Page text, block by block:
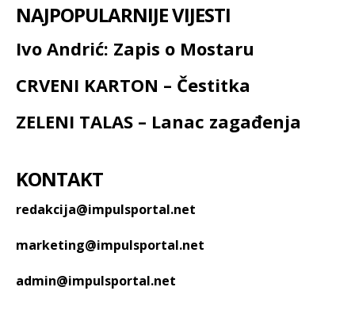
NAJPOPULARNIJE VIJESTI
Ivo Andrić: Zapis o Mostaru
CRVENI KARTON – Čestitka
ZELENI TALAS – Lanac zagađenja
KONTAKT
redakcija@impulsportal.net
marketing@impulsportal.net
admin@impulsportal.net